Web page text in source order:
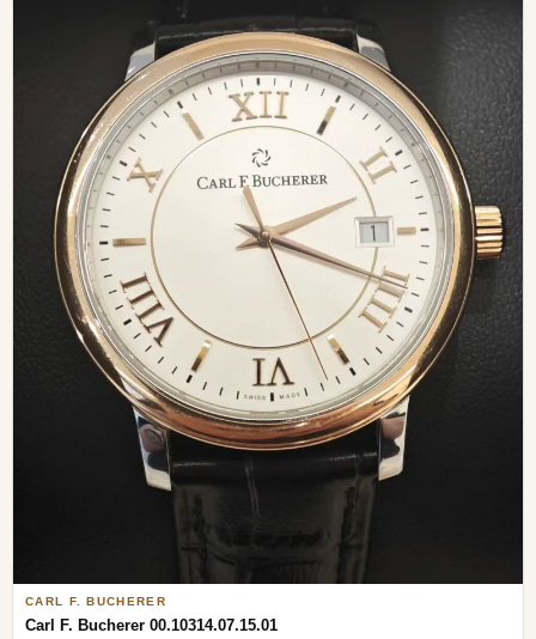
CARL F. BUCHERER
Carl F. Bucherer 00.10314.07.15.01